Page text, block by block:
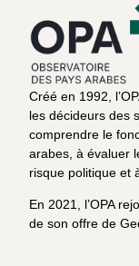
Créé en 1992,
les décideurs des
comprendre le
arabes, à évaluer
risque politique et
En 2021, l’OPA
de son offre de